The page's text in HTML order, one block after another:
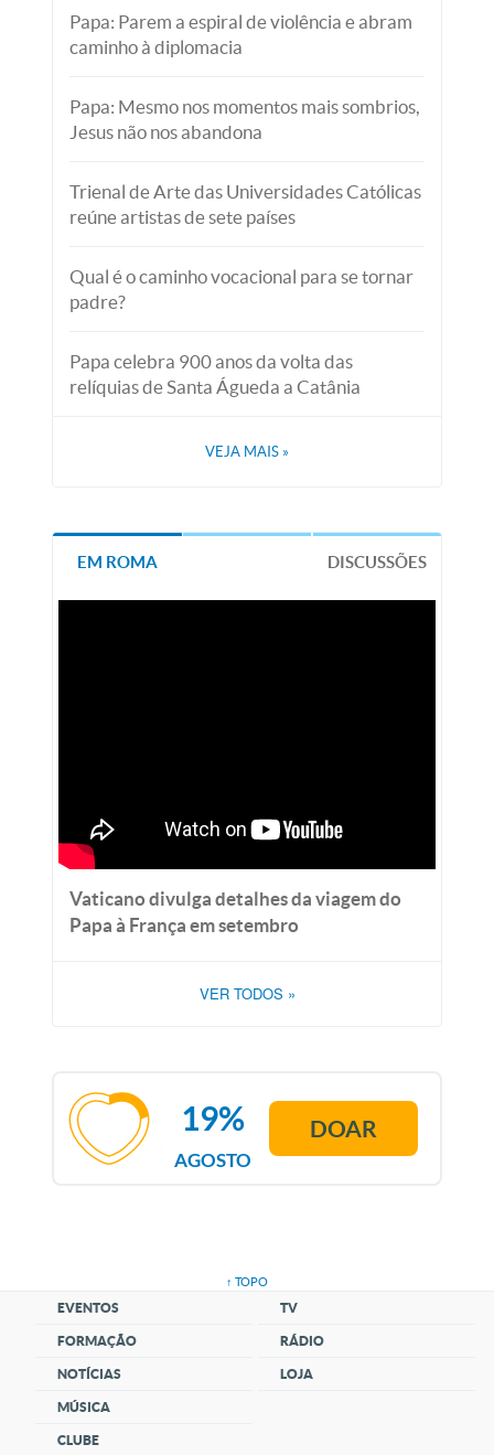
Papa: Parem a espiral de violência e abram
caminho à diplomacia
Papa: Mesmo nos momentos mais sombrios,
Jesus não nos abandona
Trienal de Arte das Universidades Católicas
reúne artistas de sete países
Qual é o caminho vocacional para se tornar
padre?
Papa celebra 900 anos da volta das
relíquias de Santa Águeda a Catânia
VEJA MAIS »
EM ROMA DISCUSSÕES
Vaticano divulga detalhes da viagem do
Papa à França em setembro
VER TODOS »
AGOSTO
19% DOAR
↑ TOPO
EVENTOS
FORMAÇÃO
NOTÍCIAS
MÚSICA
CLUBE
TV
RÁDIO
LOJA